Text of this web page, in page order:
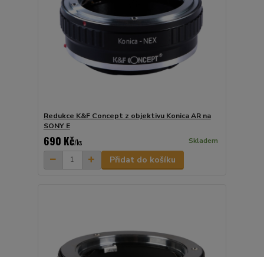
Redukce K&F Concept z objektivu Konica AR na
SONY E
690 Kč/ks Skladem
Přidat do košíku